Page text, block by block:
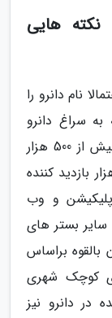
نکته هایی
نام دانرو را
سراغ دانرو
بروید و بیشتر با آن آشنا شوید. دانرو با بیش از 500 هزار
ثبت شده در آن، روزانه بیش از 100 هزار بازدید کننده
و وب
بستر های
براساس
کوچک شهری
ثبت شده در دانرو نیز